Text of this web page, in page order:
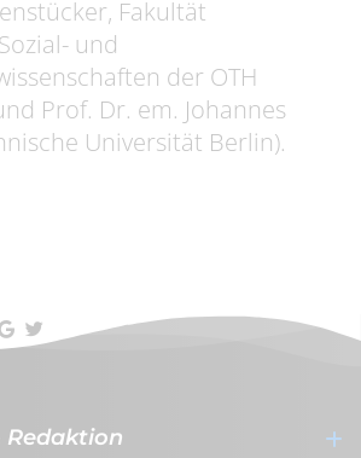
Fakultät
und
der OTH
Prof. Dr. em. Johannes
Universität Berlin).
Redaktion